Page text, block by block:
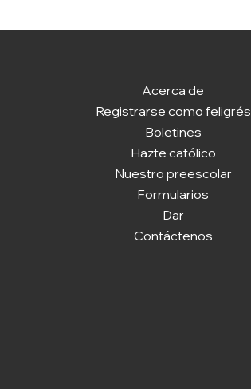
Acerca de
Registrarse como feligrés
Boletines
Hazte católico
Nuestro preescolar
Formularios
Dar
Contáctenos